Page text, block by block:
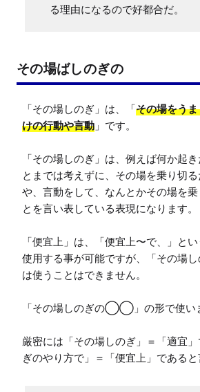
る理由になるので好都合だ。
その場ばしのぎの
「その場しのぎ」は、「その場をう
けの行動や言動 」です。
「その場しのぎ」は、例えば何か起
とまでは考えずに、その場を乗り切
や、言動をして、なんとかその場を
とを言い表している表現になります。
「便宜上」は、「便宜上〜で、」と
使用する事が可能ですが、「その場
は使うことはできません。
「その場しのぎの◯◯」の形で使い
厳密には「その場しのぎ」＝「適宜
ぎのやり方で」＝「便宜上」であると